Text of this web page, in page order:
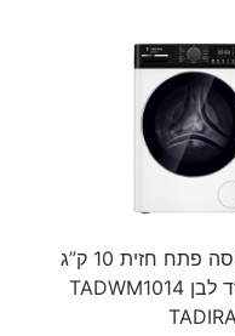
מכונת כביסה פתח חזית 10 ק”ג
1400 סל”ד לבן TADWM1014